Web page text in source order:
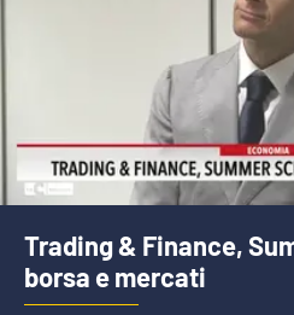
Trading & Finance,
borsa e mercati